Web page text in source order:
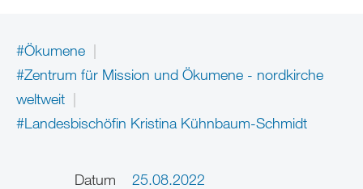
#Ökumene
#Zentrum für Mission und Ökumene - nordkirche
weltweit
#Landesbischöfin Kristina Kühnbaum-Schmidt
Datum
25.08.2022